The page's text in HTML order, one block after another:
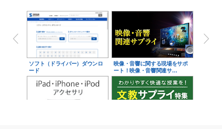
ソフト（ドライバー）ダウンロ
ード
映像・音響に関する現場をサポ
ート！映像・音響関連サ…